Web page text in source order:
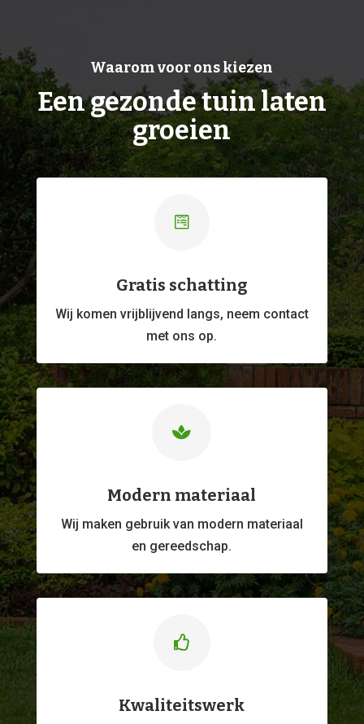
Waarom voor ons kiezen
Een gezonde tuin laten
groeien

Gratis schatting
Wij komen vrijblijvend langs, neem contact
met ons op.

Modern materiaal
Wij maken gebruik van modern materiaal
en gereedschap.

Kwaliteitswerk